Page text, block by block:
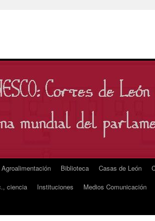
Agroalimentación Biblioteca Casas de León
ciencia Instituciones Medios Comunicación